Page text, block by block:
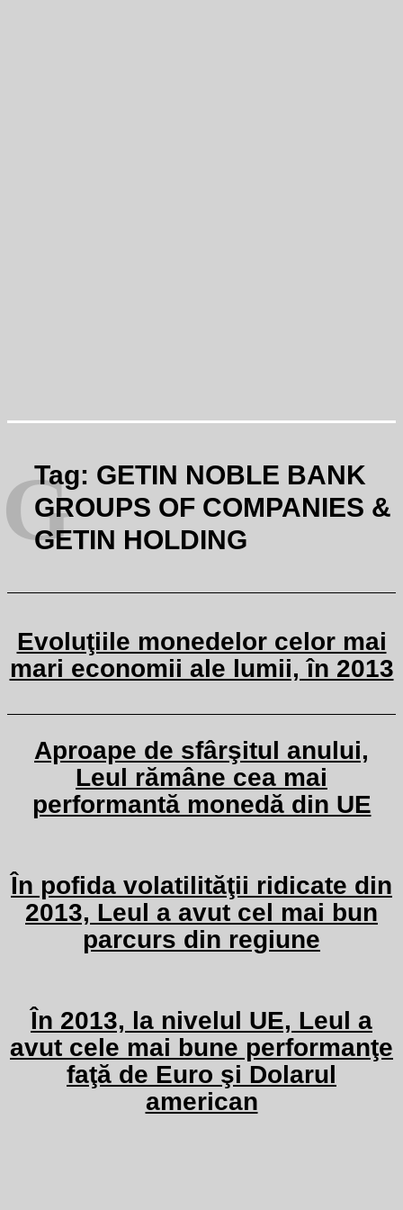
Tag: GETIN NOBLE BANK
GROUPS OF COMPANIES &
GETIN HOLDING
G
Evoluţiile monedelor celor mai
mari economii ale lumii, în 2013
Aproape de sfârşitul anului,
Leul rămâne cea mai
performantă monedă din UE
În pofida volatilităţii ridicate din
2013, Leul a avut cel mai bun
parcurs din regiune
În 2013, la nivelul UE, Leul a
avut cele mai bune performanţe
faţă de Euro şi Dolarul
american